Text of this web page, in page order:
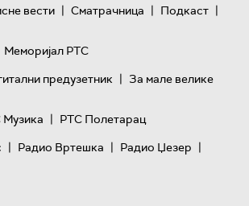
вести | Сматрачница | Подкаст |
Меморијал РТС
предузетник | За мале велике
| РТС Полетарац
| Радио Вртешка | Радио Џезер |